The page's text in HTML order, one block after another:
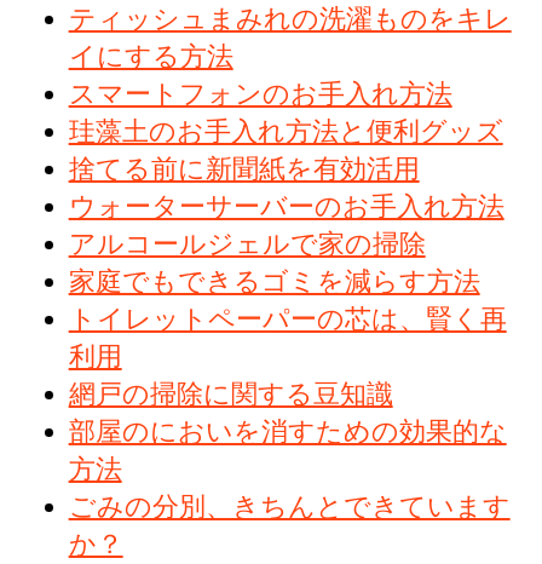
ティッシュまみれの洗濯ものをキレ
イにする方法
スマートフォンのお手入れ方法
珪藻土のお手入れ方法と便利グッズ
捨てる前に新聞紙を有効活用
ウォーターサーバーのお手入れ方法
アルコールジェルで家の掃除
家庭でもできるゴミを減らす方法
トイレットペーパーの芯は、賢く再
利用
網戸の掃除に関する豆知識
部屋のにおいを消すための効果的な
方法
ごみの分別、きちんとできています
か？